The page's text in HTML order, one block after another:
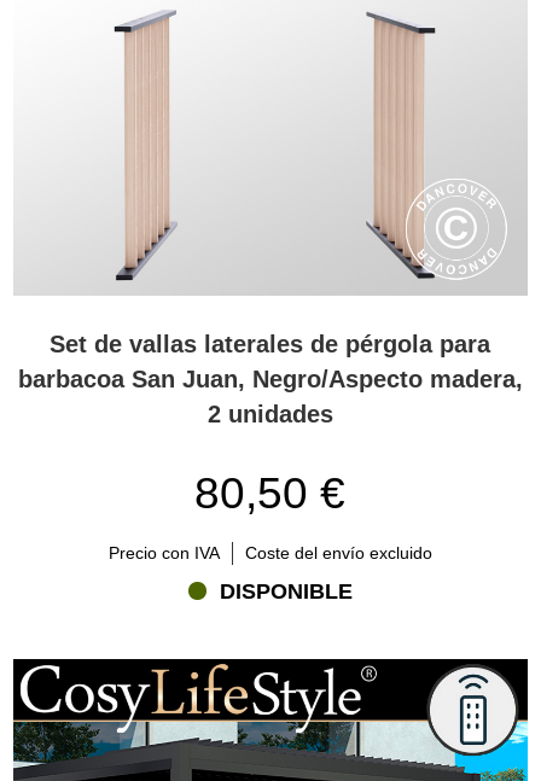
Set de vallas laterales de pérgola para
barbacoa San Juan, Negro/Aspecto madera,
2 unidades
80,50 €
Precio con IVA Coste del envío excluido
DISPONIBLE